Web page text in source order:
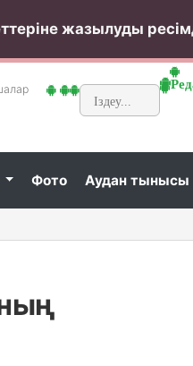
жазылуды
Фото Аудан тынысы